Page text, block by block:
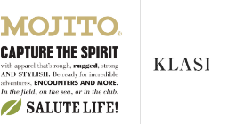
会員登録